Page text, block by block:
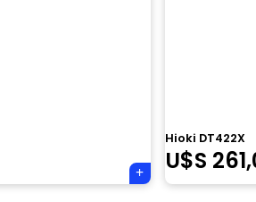
Hioki DT422X
U$S